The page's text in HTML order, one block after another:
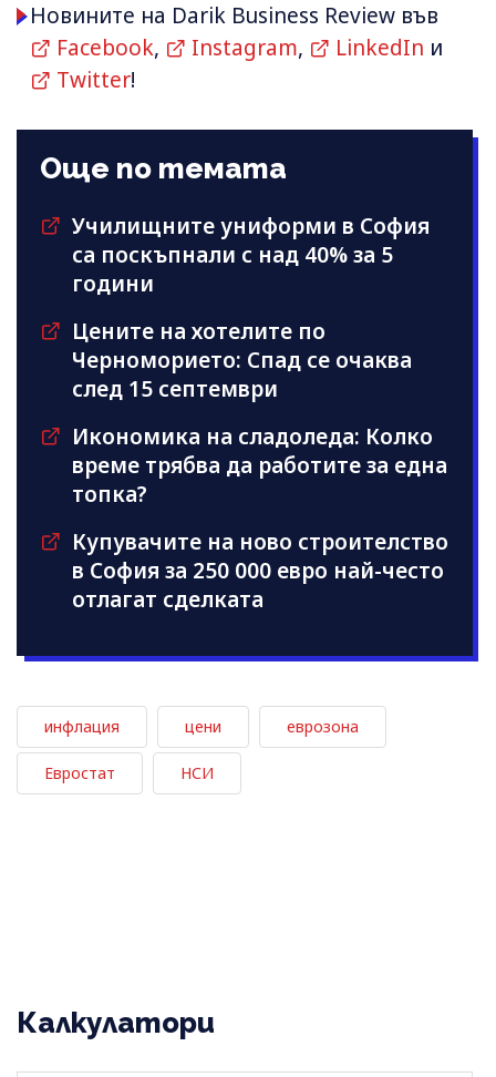
Новините на Darik Business Review във
Facebook, Instagram, LinkedIn и
Twitter!
Още по темата
Училищните униформи в София
са поскъпнали с над 40% за 5
години
Цените на хотелите по
Черноморието: Спад се очаква
след 15 септември
Икономика на сладоледа: Колко
време трябва да работите за една
топка?
Купувачите на ново строителство
в София за 250 000 евро най-често
отлагат сделката
инфлация цени еврозона
Евростат НСИ
Калкулатори